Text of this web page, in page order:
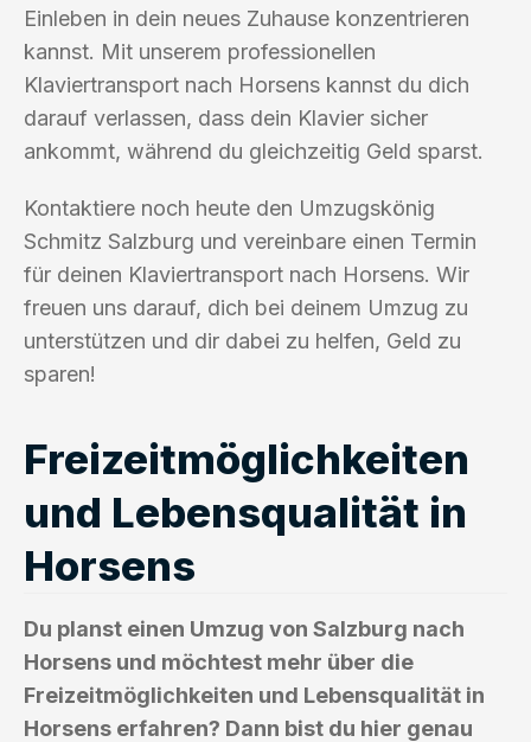
Einleben in dein neues Zuhause konzentrieren
kannst. Mit unserem professionellen
Klaviertransport nach Horsens kannst du dich
darauf verlassen, dass dein Klavier sicher
ankommt, während du gleichzeitig Geld sparst.
Kontaktiere noch heute den Umzugskönig
Schmitz Salzburg und vereinbare einen Termin
für deinen Klaviertransport nach Horsens. Wir
freuen uns darauf, dich bei deinem Umzug zu
unterstützen und dir dabei zu helfen, Geld zu
sparen!
Freizeitmöglichkeiten
und Lebensqualität in
Horsens
Du planst einen Umzug von Salzburg nach
Horsens und möchtest mehr über die
Freizeitmöglichkeiten und Lebensqualität in
Horsens erfahren? Dann bist du hier genau